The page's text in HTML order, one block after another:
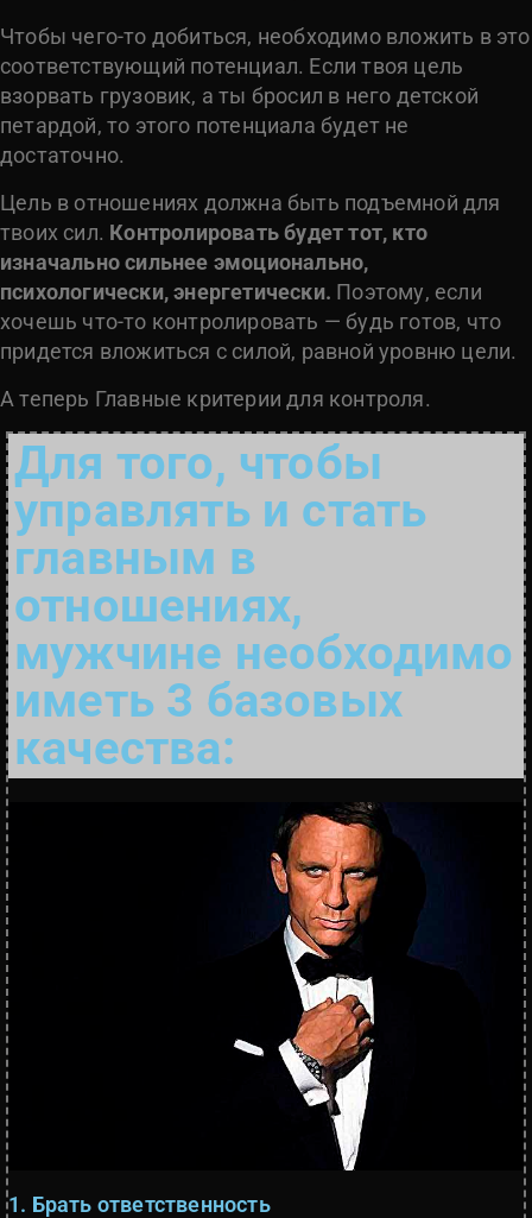
Чтобы чего-то добиться, необходимо вложить в это
соответствующий потенциал. Если твоя цель
взорвать грузовик, а ты бросил в него детской
петардой, то этого потенциала будет не
достаточно.
Цель в отношениях должна быть подъемной для
твоих сил. Контролировать будет тот, кто
изначально сильнее эмоционально,
психологически, энергетически. Поэтому, если
хочешь что-то контролировать — будь готов, что
придется вложиться с силой, равной уровню цели.
А теперь Главные критерии для контроля.
Для того, чтобы
управлять и стать
главным в
отношениях,
мужчине необходимо
иметь 3 базовых
качества:
1. Брать ответственность